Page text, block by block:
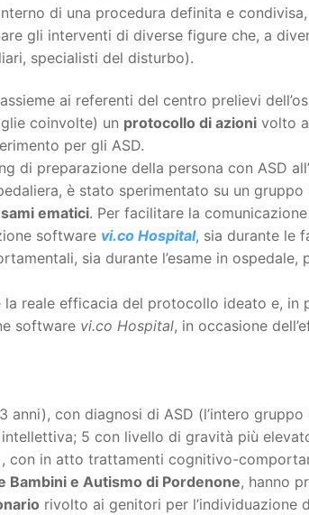
di una procedura definita e
gli interventi di diverse figure che, a
specialisti del disturbo).
ai referenti del centro prelievi
coinvolte) un protocollo di azioni volto
per gli ASD.
di preparazione della persona con ASD
è stato sperimentato su un gruppo
ematici. Per facilitare la
software vi.co Hospital, sia durante le
sia durante l’esame in ospedale,
la reale efficacia del protocollo ideato e, in
software vi.co Hospital, in occasione
anni), con diagnosi di ASD (l’intero
5 con livello di gravità più
in atto trattamenti cognitivo-
Bambini e Autismo di Pordenone, hanno
rivolto ai genitori per l’individuazione